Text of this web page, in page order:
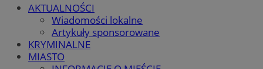
AKTUALNOŚCI
Wiadomości lokalne
Artykuły sponsorowane
KRYMINALNE
MIASTO